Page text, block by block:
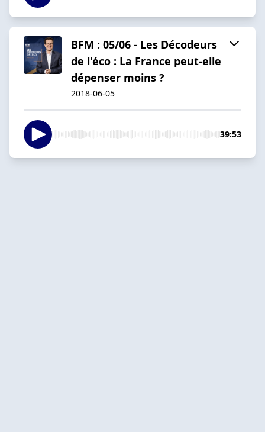
BFM : 05/06 - Les Décodeurs
de l'éco : La France peut-elle
dépenser moins ?
2018-06-05
39:53